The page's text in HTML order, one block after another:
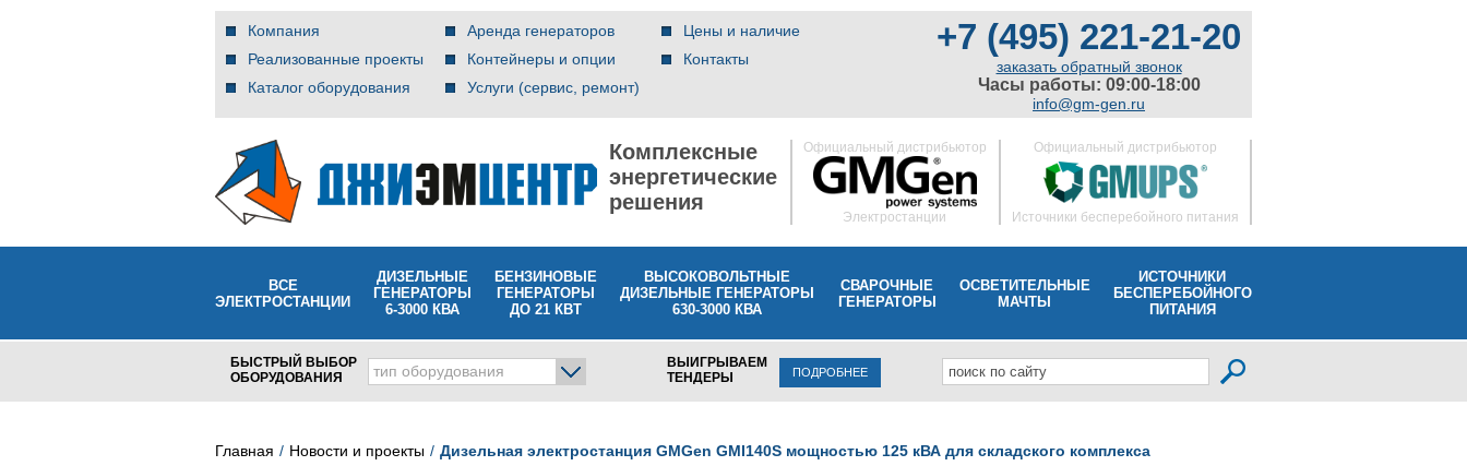
Компания
Реализованные проекты
Каталог оборудования
Аренда генераторов
Контейнеры и опции
Услуги (сервис, ремонт)
Цены и наличие
Контакты
+7 (495) 221-21-20
заказать обратный звонок
Часы работы: 09:00-18:00
info@gm-gen.ru
Комплексные
энергетические
решения
Официальный дистрибьютор
Электростанции
Официальный дистрибьютор
Источники бесперебойного питания
ВСЕ
ЭЛЕКТРОСТАНЦИИ
ДИЗЕЛЬНЫЕ
ГЕНЕРАТОРЫ
6-3000 КВА
БЕНЗИНОВЫЕ
ГЕНЕРАТОРЫ
ДО 21 КВТ
ВЫСОКОВОЛЬТНЫЕ
ДИЗЕЛЬНЫЕ ГЕНЕРАТОРЫ
630-3000 КВА
СВАРОЧНЫЕ
ГЕНЕРАТОРЫ
ОСВЕТИТЕЛЬНЫЕ
МАЧТЫ
ИСТОЧНИКИ
БЕСПЕРЕБОЙНОГО
ПИТАНИЯ
БЫСТРЫЙ ВЫБОР
ОБОРУДОВАНИЯ
тип оборудования
ВЫИГРЫВАЕМ
ТЕНДЕРЫ
ПОДРОБНЕЕ
Главная Новости и проекты
Дизельная электростанция GMGen GMI140S мощностью 125 кВА для складского комплекса